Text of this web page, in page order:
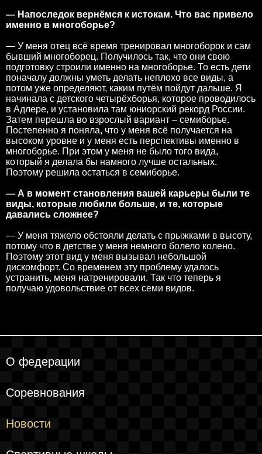
— Напоследок вернёмся к истокам. Что вас привело
именно в многоборье?
— У меня отец всё время тренировал многоборок и сам
бывший многоборец. Получилось так, что они свою
подготовку строили именно на многоборье. То есть дети
поначалу должны уметь делать неплохо все виды, а
потом уже определяют, каким путём пойдут дальше. Я
начинала с детского четырёхборья, которое проводилось
в Адлере, и установила там юниорский рекорд России.
Затем перешла во взрослый вариант – семиборье.
Постепенно я поняла, что у меня всё получается на
высоком уровне и у меня есть перспективы именно в
многоборье. При этом у меня не было того вида,
который я делала бы намного лучше остальных.
Поэтому решила остаться в семиборье.
— А в момент становления вашей карьеры были те
виды, которые любили больше, и те, которые
давались сложнее?
— У меня тяжело обстояли делать с прыжками в высоту,
потому что в детстве у меня немного болело колено.
Поэтому этот вид у меня вызывал небольшой
дискомфорт. Со временем эту проблему удалось
устранить, меня натренировали. Так что теперь я
получаю удовольствие от всех семи видов.
О федерации
Соревнования
Новости